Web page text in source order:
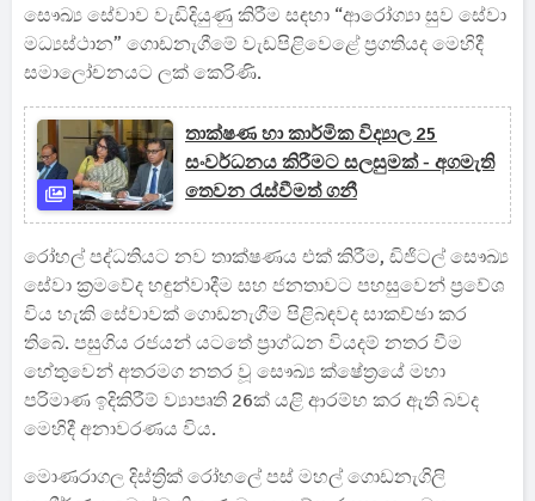
සෞඛ්‍ය සේවාව වැඩිදියුණු කිරීම සඳහා “ආරෝග්‍යා සුව සේවා
මධ්‍යස්ථාන” ගොඩනැගීමේ වැඩපිළිවෙළේ ප්‍රගතියද මෙහිදී
සමාලෝචනයට ලක් කෙරිණි.
තාක්ෂණ හා කාර්මික විද්‍යාල 25
සංවර්ධනය කිරීමට සලසුමක් - අගමැති
තෙවන රැස්වීමත් ගනී
රෝහල් පද්ධතියට නව තාක්ෂණය එක් කිරීම, ඩිජිටල් සෞඛ්‍ය
සේවා ක්‍රමවේද හඳුන්වාදීම සහ ජනතාවට පහසුවෙන් ප්‍රවේශ
විය හැකි සේවාවක් ගොඩනැගීම පිළිබඳවද සාකච්ඡා කර
තිබේ. පසුගිය රජයන් යටතේ ප්‍රාග්ධන වියදම් නතර වීම
හේතුවෙන් අතරමග නතර වූ සෞඛ්‍ය ක්ෂේත්‍රයේ මහා
පරිමාණ ඉදිකිරීම් ව්‍යාපෘති 26ක් යළි ආරම්භ කර ඇති බවද
මෙහිදී අනාවරණය විය.
මොණරාගල දිස්ත්‍රික් රෝහලේ පස් මහල් ගොඩනැගිලි